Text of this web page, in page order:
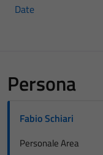
Date
Persona
Fabio Schiari
Personale Area